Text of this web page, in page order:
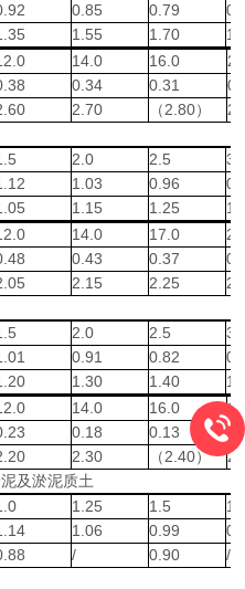
0.85 0.79
1.55 1.70
14.0 16.0
0.34 0.31
2.70 （2.80）
2.0 2.5
1.03 0.96
1.15 1.25
14.0 17.0
0.43 0.37
2.15 2.25
2.0 2.5
0.91 0.82
1.30 1.40
14.0 16.0
0.18 0.13
2.30 （2.40）
及淤泥质土
1.25 1.5
1.06 0.99
/ 0.90
/